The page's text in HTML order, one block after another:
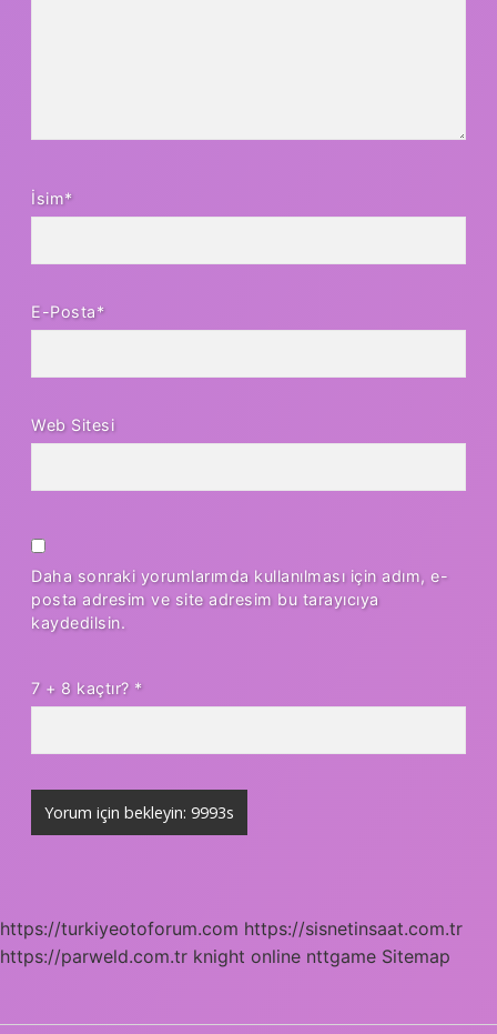
İsim*
E-Posta*
Web Sitesi
Daha sonraki yorumlarımda kullanılması için adım, e-
posta adresim ve site adresim bu tarayıcıya
kaydedilsin.
7 + 8 kaçtır? *
https://turkiyeotoforum.com https://sisnetinsaat.com.tr
https://parweld.com.tr knight online nttgame Sitemap